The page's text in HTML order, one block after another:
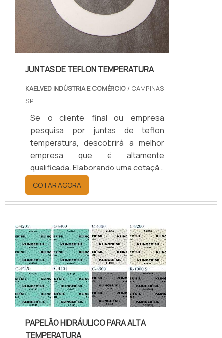
JUNTAS DE TEFLON TEMPERATURA
KAELVED INDÚSTRIA E COMÉRCIO / CAMPINAS -
SP
Se o cliente final ou empresa
pesquisa por juntas de teflon
temperatura, descobrirá a melhor
empresa que é altamente
qualificada. Elaborando uma cotação
por meio da plataforma e
descobrindo a melhor referência do
mercado.Sim, aqui é o lugar certo!
temperatura, com os colaboradores
da kaelved obterá excelente custo-
benefício com assessoria técnica
especializada.UM POUCO MAIS
SOBRE JUNTAS DE TEFLON
TEMPERA...
COTAR AGORA
PAPELÃO HIDRÁULICO PARA ALTA
TEMPERATURA